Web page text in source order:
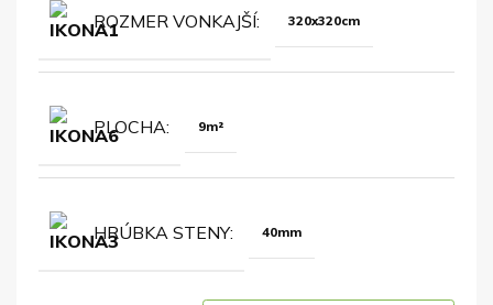
ROZMER VONKAJŠÍ 320x320cm
PLOCHA 9m²
HRÚBKA STENY 40mm